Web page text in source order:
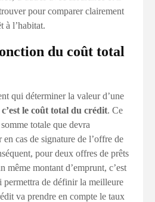
pour comparer clairement
à l’habitat.
du coût total
qui déterminer la valeur d’une
c’est le coût total du crédit. Ce
totale que devra
cas de signature de l’offre de
pour deux offres de prêts
même montant d’emprunt, c’est
de définir la meilleure
va prendre en compte le taux